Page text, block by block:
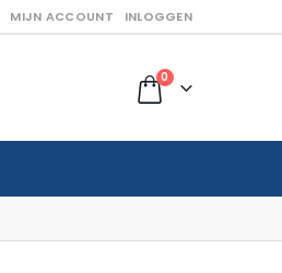
MIJN ACCOUNT INLOGGEN
0